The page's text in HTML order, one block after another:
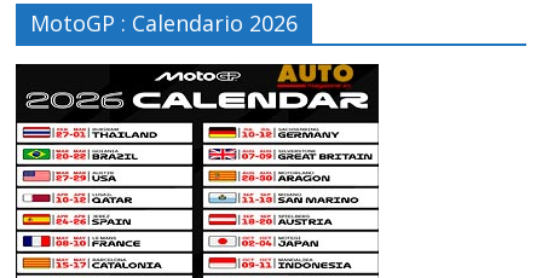
MotoGP : Calendario 2026